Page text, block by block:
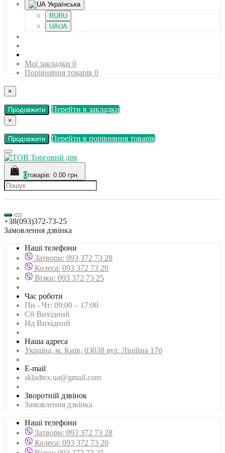
Українська
RURU
UAUA
Мої закладки 0
Порівняння товарів 0
×
Продовжити Перейти в закладки
×
Продовжити Перейти в порівняння товарів
0товарів: 0.00 грн.
+38(093)372-73-25
Замовлення дзвінка
Наші телефони
Затвори: 093 372 73 28
Колеса: 093 372 73 20
Візки: 093 372 73 25
Час роботи
Пн - Чт: 09:00 – 17:00
Сб Вихідний
Нд Вихідний
Наша адреса
Українa, м. Київ, 03038 вул. Лінійна 17б
E-mail
skladtex.ua@gmail.com
Зворотній дзвінок
Замовлення дзвінка
Наші телефони
Затвори: 093 372 73 28
Колеса: 093 372 73 20